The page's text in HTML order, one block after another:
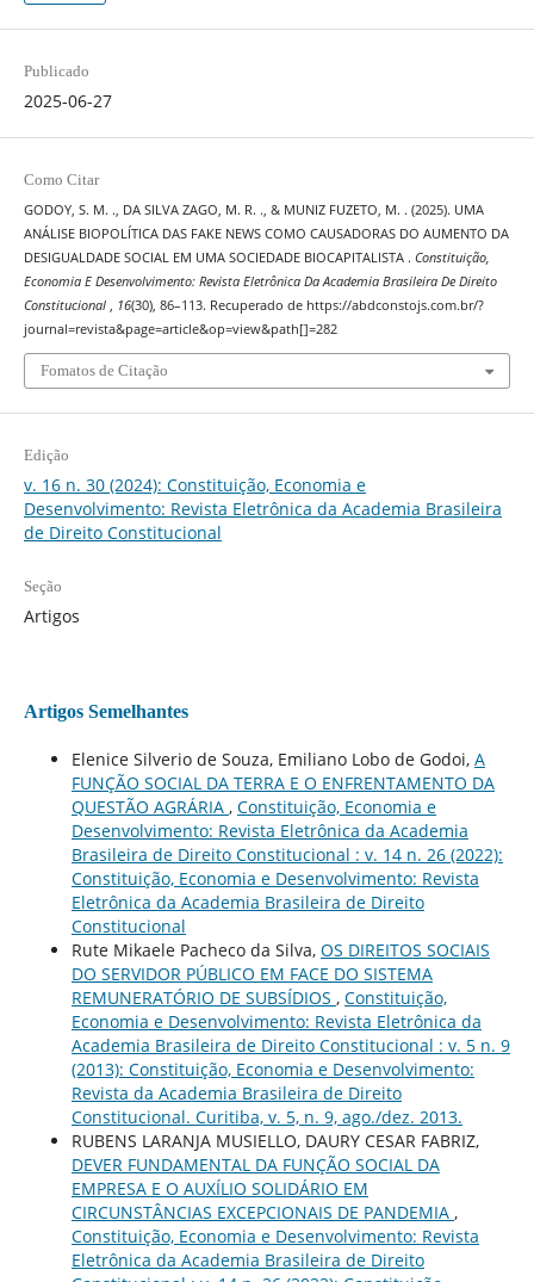
Publicado
2025-06-27
Como Citar
GODOY, S. M. ., DA SILVA ZAGO, M. R. ., & MUNIZ FUZETO, M. . (2025). UMA
ANÁLISE BIOPOLÍTICA DAS FAKE NEWS COMO CAUSADORAS DO AUMENTO DA
DESIGUALDADE SOCIAL EM UMA SOCIEDADE BIOCAPITALISTA . Constituição,
Economia E Desenvolvimento: Revista Eletrônica Da Academia Brasileira De Direito
Constitucional
16(30), 86–113. Recuperado de https://abdconstojs.com.br/?
journal=revista&page=article&op=view&path[]=282
Fomatos de Citação
Edição
v. 16 n. 30 (2024): Constituição, Economia e
Desenvolvimento: Revista Eletrônica da Academia Brasileira
de Direito Constitucional
Seção
Artigos
Artigos Semelhantes
Elenice Silverio de Souza, Emiliano Lobo de Godoi, A
FUNÇÃO SOCIAL DA TERRA E O ENFRENTAMENTO DA
QUESTÃO AGRÁRIA , Constituição, Economia e
Desenvolvimento: Revista Eletrônica da Academia
Brasileira de Direito Constitucional : v. 14 n. 26 (2022):
Constituição, Economia e Desenvolvimento: Revista
Eletrônica da Academia Brasileira de Direito
Constitucional
Rute Mikaele Pacheco da Silva, OS DIREITOS SOCIAIS
DO SERVIDOR PÚBLICO EM FACE DO SISTEMA
REMUNERATÓRIO DE SUBSÍDIOS , Constituição,
Economia e Desenvolvimento: Revista Eletrônica da
Academia Brasileira de Direito Constitucional : v. 5 n. 9
(2013): Constituição, Economia e Desenvolvimento:
Revista da Academia Brasileira de Direito
Constitucional. Curitiba, v. 5, n. 9, ago./dez. 2013.
RUBENS LARANJA MUSIELLO, DAURY CESAR FABRIZ,
DEVER FUNDAMENTAL DA FUNÇÃO SOCIAL DA
EMPRESA E O AUXÍLIO SOLIDÁRIO EM
CIRCUNSTÂNCIAS EXCEPCIONAIS DE PANDEMIA ,
Constituição, Economia e Desenvolvimento: Revista
Eletrônica da Academia Brasileira de Direito